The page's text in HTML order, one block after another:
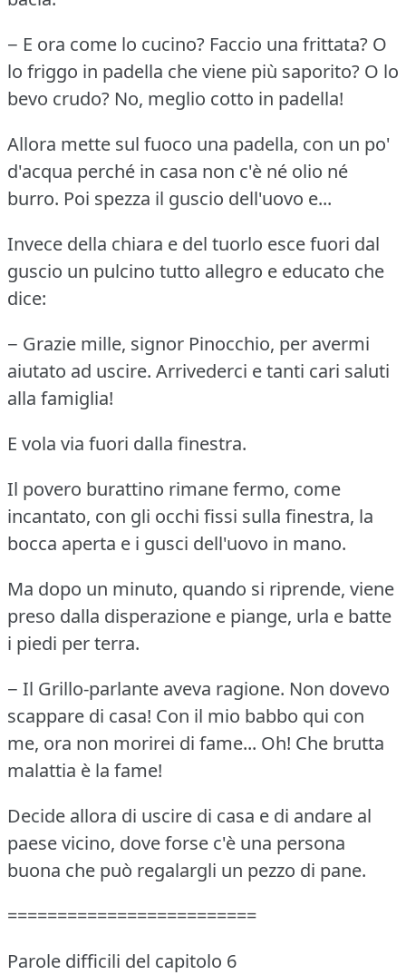
− E ora come lo cucino? Faccio una frittata? O
lo friggo in padella che viene più saporito? O lo
bevo crudo? No, meglio cotto in padella!
Allora mette sul fuoco una padella, con un po'
d'acqua perché in casa non c'è né olio né
burro. Poi spezza il guscio dell'uovo e...
Invece della chiara e del tuorlo esce fuori dal
guscio un pulcino tutto allegro e educato che
dice:
− Grazie mille, signor Pinocchio, per avermi
aiutato ad uscire. Arrivederci e tanti cari saluti
alla famiglia!
E vola via fuori dalla finestra.
Il povero burattino rimane fermo, come
incantato, con gli occhi fissi sulla finestra, la
bocca aperta e i gusci dell'uovo in mano.
Ma dopo un minuto, quando si riprende, viene
preso dalla disperazione e piange, urla e batte
i piedi per terra.
− Il Grillo-parlante aveva ragione. Non dovevo
scappare di casa! Con il mio babbo qui con
me, ora non morirei di fame... Oh! Che brutta
malattia è la fame!
Decide allora di uscire di casa e di andare al
paese vicino, dove forse c'è una persona
buona che può regalargli un pezzo di pane.
=========================
Parole difficili del capitolo 6